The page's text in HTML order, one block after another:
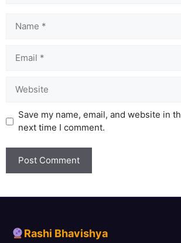
Save my name, email, and website in
next time I comment.
Rashi Bhavishya